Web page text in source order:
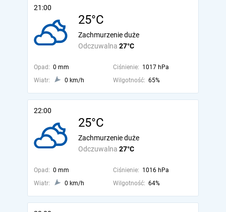
21:00
25°C
Odczuwalna 27°C
Zachmurzenie duże
Opad: 0 mm Ciśnienie: 1017 hPa
Wiatr:
0 km/h Wilgotność: 65%
22:00
25°C
Odczuwalna 27°C
Zachmurzenie duże
Opad: 0 mm Ciśnienie: 1016 hPa
Wiatr:
0 km/h Wilgotność: 64%